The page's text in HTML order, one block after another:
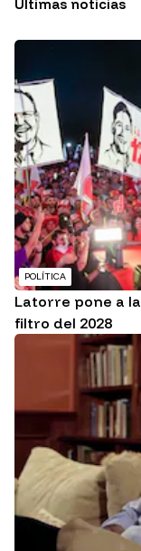
Últimas noticias
POLÍTICA
Latorre pone a
filtro del 2028